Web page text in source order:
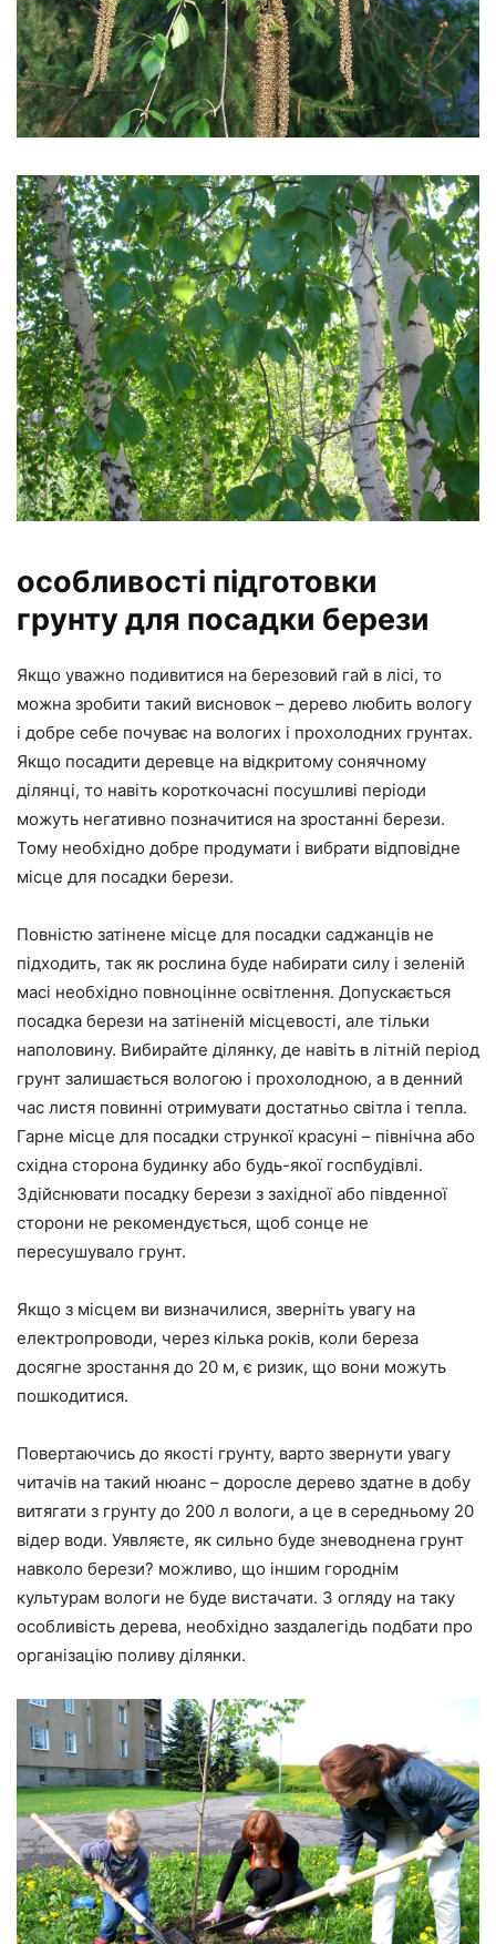
особливості підготовки
грунту для посадки берези
Якщо уважно подивитися на березовий гай в лісі, то
можна зробити такий висновок – дерево любить вологу
і добре себе почуває на вологих і прохолодних грунтах.
Якщо посадити деревце на відкритому сонячному
ділянці, то навіть короткочасні посушливі періоди
можуть негативно позначитися на зростанні берези.
Тому необхідно добре продумати і вибрати відповідне
місце для посадки берези.
Повністю затінене місце для посадки саджанців не
підходить, так як рослина буде набирати силу і зеленій
масі необхідно повноцінне освітлення. Допускається
посадка берези на затіненій місцевості, але тільки
наполовину. Вибирайте ділянку, де навіть в літній період
грунт залишається вологою і прохолодною, а в денний
час листя повинні отримувати достатньо світла і тепла.
Гарне місце для посадки стрункої красуні – північна або
східна сторона будинку або будь-якої госпбудівлі.
Здійснювати посадку берези з західної або південної
сторони не рекомендується, щоб сонце не
пересушувало грунт.
Якщо з місцем ви визначилися, зверніть увагу на
електропроводи, через кілька років, коли береза
досягне зростання до 20 м, є ризик, що вони можуть
пошкодитися.
Повертаючись до якості грунту, варто звернути увагу
читачів на такий нюанс – доросле дерево здатне в добу
витягати з грунту до 200 л вологи, а це в середньому 20
відер води. Уявляєте, як сильно буде зневоднена грунт
навколо берези? можливо, що іншим городнім
культурам вологи не буде вистачати. З огляду на таку
особливість дерева, необхідно заздалегідь подбати про
організацію поливу ділянки.